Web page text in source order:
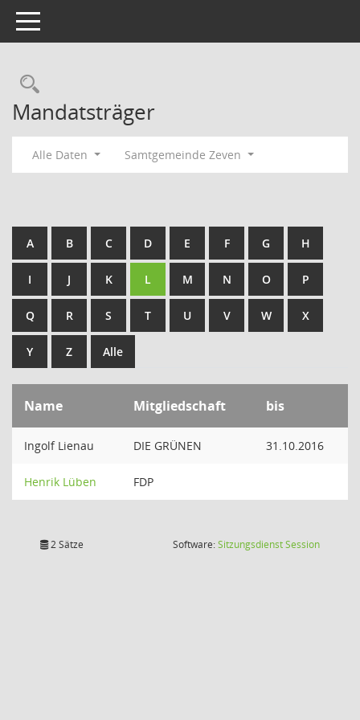
Toggle navigation
Rechercheauswahl
Mandatsträger
Alle Daten Samtgemeinde Zeven
A B C D E F G H
I J K L M N O P
Q R S T U V W X
Y Z Alle
Name Mitgliedschaft bis
Ingolf Lienau DIE GRÜNEN 31.10.2016
Henrik Lüben FDP
2 Sätze Software:SitzungsdienstSession(Wird in